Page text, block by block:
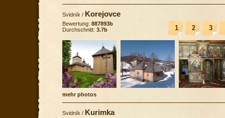
Svidník / Korejovce
1 2 3
Bewertung: 887893b
Durchschnitt: 3.7b
mehr photos
Svidník / Kurimka